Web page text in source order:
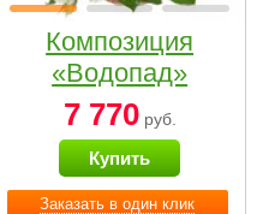
Заказать в один клик
Композиция
«Водопад»
7 770руб.
Купить